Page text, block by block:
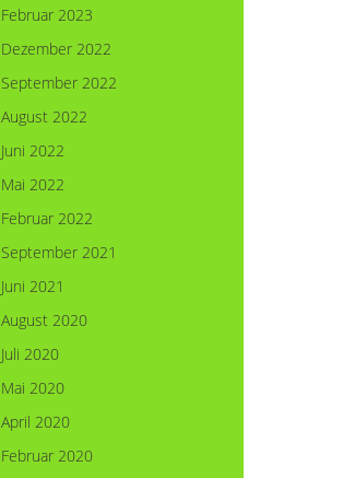
Februar 2023
Dezember 2022
September 2022
August 2022
Juni 2022
Mai 2022
Februar 2022
September 2021
Juni 2021
August 2020
Juli 2020
Mai 2020
April 2020
Februar 2020